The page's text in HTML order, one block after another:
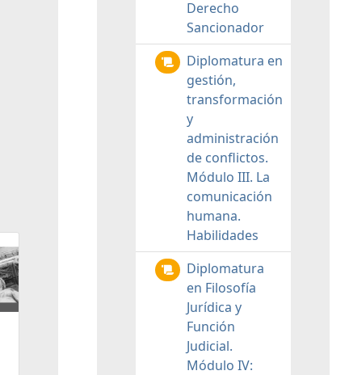
Derecho
Sancionador
Diplomatura en
gestión,
transformación
y
administración
de conflictos.
Módulo III. La
comunicación
humana.
Habilidades
Diplomatura
en Filosofía
Jurídica y
Función
Judicial.
Módulo IV: